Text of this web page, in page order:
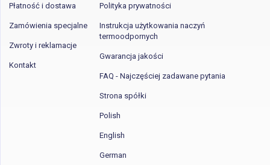
Płatność i dostawa
Zamówienia specjalne
Zwroty i reklamacje
Kontakt
Polityka prywatności
Instrukcja użytkowania naczyń
termoodpornych
Gwarancja jakości
FAQ - Najczęściej zadawane pytania
Strona spółki
Polish
English
German